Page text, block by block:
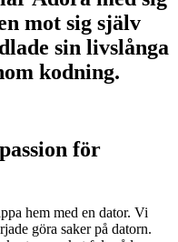
mot sig själv
sin livslånga
kodning.
för
hem med en dator. Vi
göra saker på datorn.